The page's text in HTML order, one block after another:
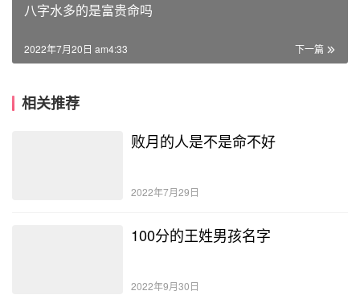
八字水多的是富贵命吗
下一篇
2022年7月20日 am4:33
相关推荐
败月的人是不是命不好
2022年7月29日
100分的王姓男孩名字
2022年9月30日